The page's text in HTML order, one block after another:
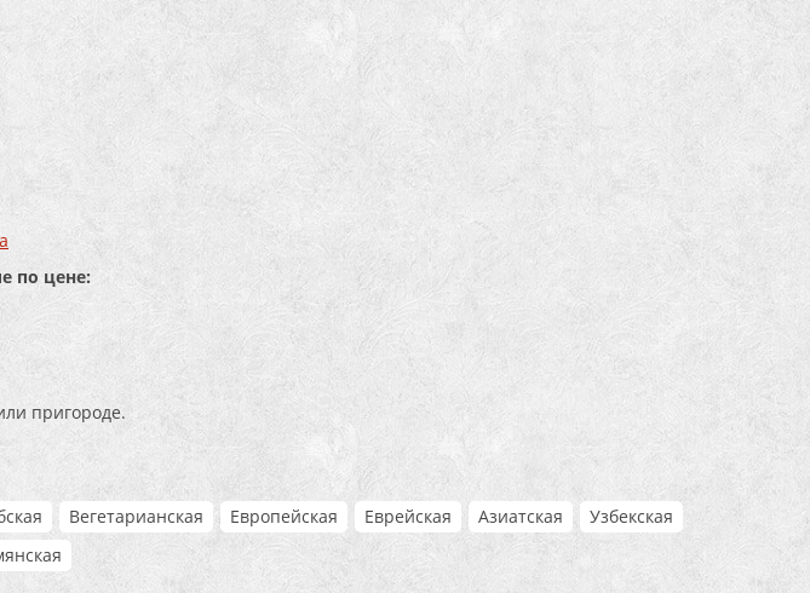
по цене:
пригороде.
Вегетарианская Европейская Еврейская Азиатская
Узбекская